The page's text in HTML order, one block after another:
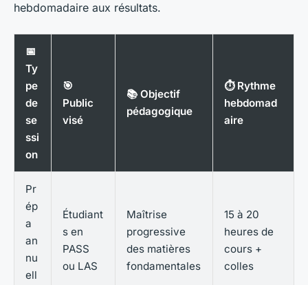
hebdomadaire aux résultats.
📅
Ty
pe
de
se
ssi
on
🎯
Public
visé
📚 Objectif
pédagogique
⏱️ Rythme
hebdomad
aire
Pr
ép
a
an
nu
ell
Étudiant
s en
PASS
ou LAS
Maîtrise
progressive
des matières
fondamentales
15 à 20
heures de
cours +
colles